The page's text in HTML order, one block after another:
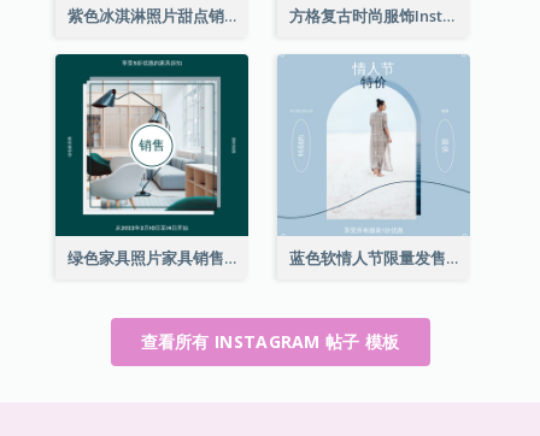
紫色冰淇淋照片甜点销售Instagram帖子 方格复古时尚服饰Instagram帖子
绿色家具照片家具销售Instagram帖子 蓝色软情人节限量发售Instagram帖子
查看所有 INSTAGRAM 帖子 模板